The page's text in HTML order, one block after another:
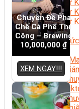
Khởi Sự
Khởi Sự
Khởi Sự
AirBnB
Kiến
Marketing
Digital
Chuyên Đề Pha
Chế Cà Phê Thủ
Công – Brewing
10,000,000 ₫
XEM NGAY!!!